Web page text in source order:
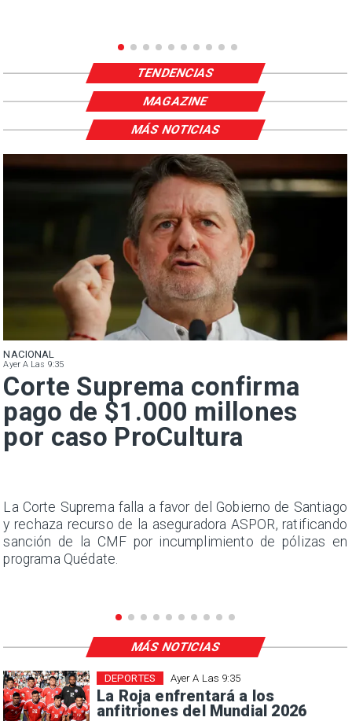
TENDENCIAS
MAGAZINE
NACIONAL
Ayer A Las 9:35
Corte Suprema confirma
pago de $1.000 millones
por caso ProCultura
La Corte Suprema falla a favor del Gobierno de Santiago
y rechaza recurso de la aseguradora ASPOR, ratificando
sanción de la CMF por incumplimiento de pólizas en
programa Quédate.
MÁS NOTICIAS
Ayer A Las 9:35
La Roja enfrentará a los
anfitriones del Mundial 2026
DEPORTES
MÁS NOTICIAS